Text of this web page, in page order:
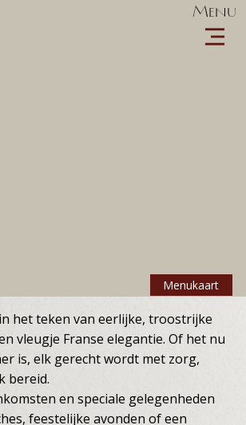
Menu
Menukaart
het teken van eerlijke, troostrijke
vleugje Franse elegantie. Of het nu
is, elk gerecht wordt met zorg,
bereid.
en speciale gelegenheden
feestelijke avonden of een